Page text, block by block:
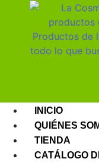
INICIO
QUIÉNES
TIENDA
CATÁLOGO